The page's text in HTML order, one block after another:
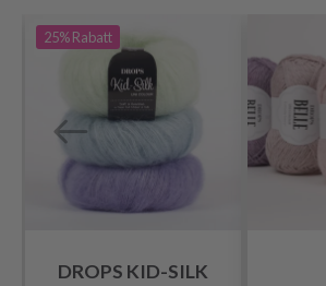
25%Rabatt
DROPS KID-SILK